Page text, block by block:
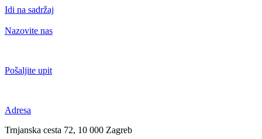
Idi na sadržaj
Nazovite nas
Pošaljite upit
Adresa
Trnjanska cesta 72, 10 000 Zagreb